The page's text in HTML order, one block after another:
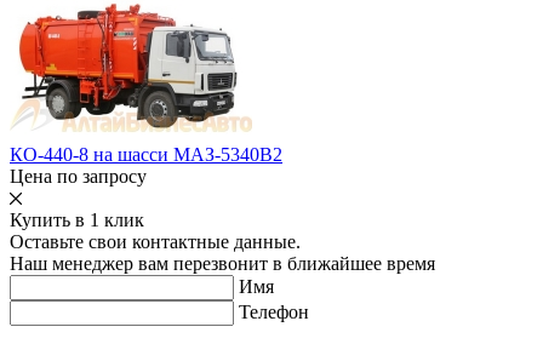
КО-440-8 на шасси МАЗ-5340В2
Цена по запросу
Купить в 1 клик
Оставьте свои контактные данные.
Наш менеджер вам перезвонит в ближайшее время
Имя
Телефон